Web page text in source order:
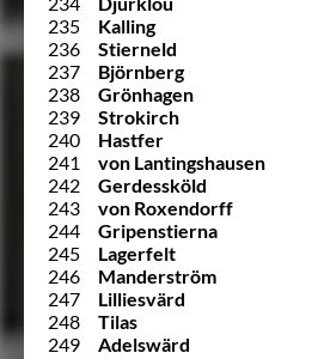
235
Kalling
236
Stierneld
237
Björnberg
238
Grönhagen
239
Strokirch
240
Hastfer
241
von Lantingshausen
242
Gerdessköld
243
von Roxendorff
244
Gripenstierna
245
Lagerfelt
246
Manderström
247
Lilliesvärd
248
Tilas
249
Adelswärd